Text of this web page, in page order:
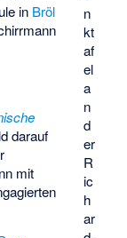
n
kt
af
el
a
n
d
er
R
ic
h
ar
in Bröl
darauf
mit